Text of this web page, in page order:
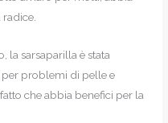
la sarsaparilla è stata
problemi di pelle e
che abbia benefici per la